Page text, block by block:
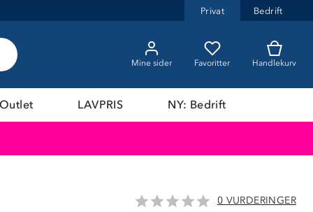
Privat Bedrift
Mine sider Favoritter Handlekurv
LAVPRIS NY: Bedrift
0 VURDERINGER